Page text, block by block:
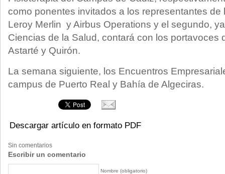
como ponentes invitados a los representantes
Leroy Merlin y Airbus Operations y el segundo,
Ciencias de la Salud, contará con los portavoces
Astarté y Quirón.
La semana siguiente, los Encuentros
campus de Puerto Real y Bahía de Algeciras.
Descargar artículo en formato PDF
Sin comentarios
Escribir un comentario
Nombre (obligatorio)